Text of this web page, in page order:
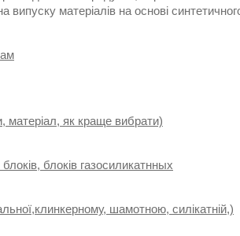
матеріалів на основі
матеріал, як краще вибрати)
блоків газосиликатнных
шамотною, силікатній,)